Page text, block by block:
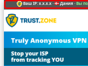
Ваш IP: x.x.x.x · Дания ·Вы